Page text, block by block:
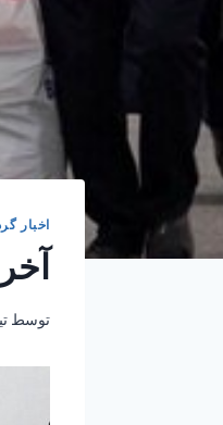
اخبار
توسط